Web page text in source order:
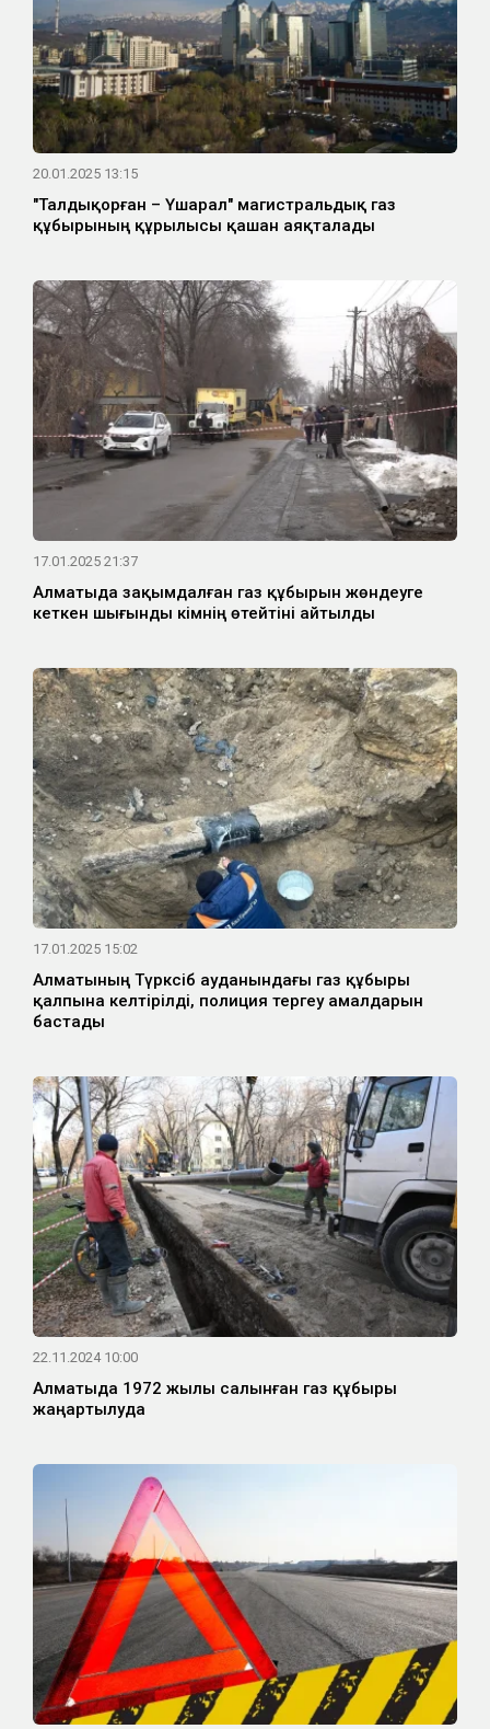
20.01.2025 13:15
"Талдықорған – Үшарал" магистральдық газ
құбырының құрылысы қашан аяқталады
17.01.2025 21:37
Алматыда зақымдалған газ құбырын жөндеуге
кеткен шығынды кімнің өтейтіні айтылды
17.01.2025 15:02
Алматының Түрксіб ауданындағы газ құбыры
қалпына келтірілді, полиция тергеу амалдарын
бастады
22.11.2024 10:00
Алматыда 1972 жылы салынған газ құбыры
жаңартылуда